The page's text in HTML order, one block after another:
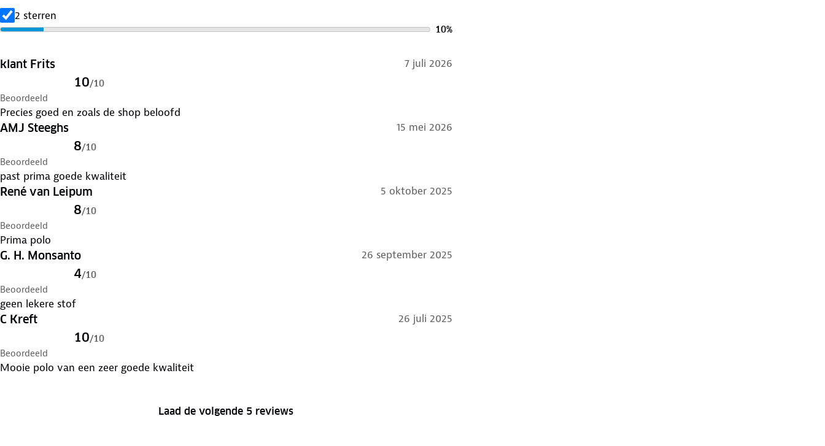
2 sterren
10%
klant Frits 7 juli 2026
10/10
Beoordeeld
Precies goed en zoals de shop beloofd
AMJ Steeghs 15 mei 2026
8/10
Beoordeeld
past prima goede kwaliteit
René van Leipum 5 oktober 2025
8/10
Beoordeeld
Prima polo
G. H. Monsanto 26 september 2025
4/10
Beoordeeld
geen lekere stof
C Kreft 26 juli 2025
10/10
Beoordeeld
Mooie polo van een zeer goede kwaliteit
Laad de volgende 5 reviews